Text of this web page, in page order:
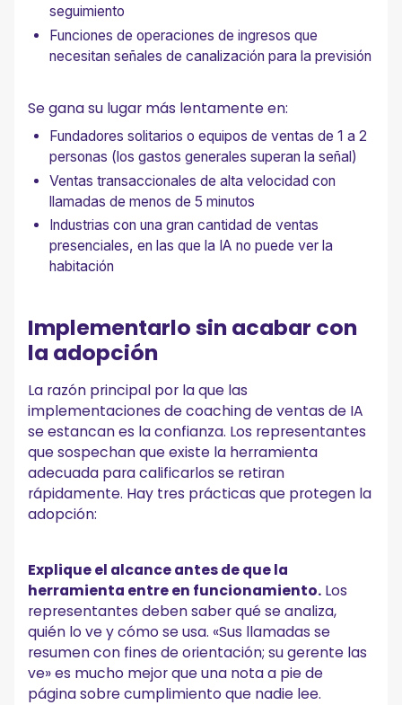
seguimiento
Funciones de operaciones de ingresos que
necesitan señales de canalización para la previsión
Se gana su lugar más lentamente en:
Fundadores solitarios o equipos de ventas de 1 a 2
personas (los gastos generales superan la señal)
Ventas transaccionales de alta velocidad con
llamadas de menos de 5 minutos
Industrias con una gran cantidad de ventas
presenciales, en las que la IA no puede ver la
habitación
Implementarlo sin acabar con
la adopción
La razón principal por la que las
implementaciones de coaching de ventas de IA
se estancan es la confianza. Los representantes
que sospechan que existe la herramienta
adecuada para calificarlos se retiran
rápidamente. Hay tres prácticas que protegen la
adopción:
Explique el alcance antes de que la
herramienta entre en funcionamiento. Los
representantes deben saber qué se analiza,
quién lo ve y cómo se usa. «Sus llamadas se
resumen con fines de orientación; su gerente las
ve» es mucho mejor que una nota a pie de
página sobre cumplimiento que nadie lee.